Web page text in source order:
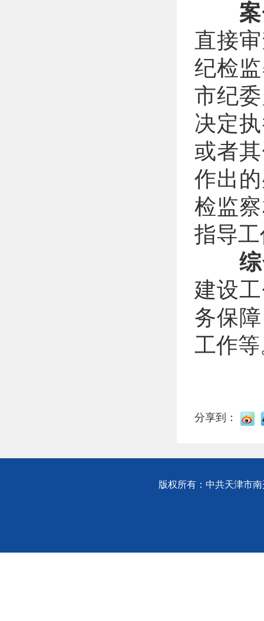
直接
纪检
市纪
决定
或者
作出
检监
指导
建设
务保
工作
分享到：
版权所有：中共天津市